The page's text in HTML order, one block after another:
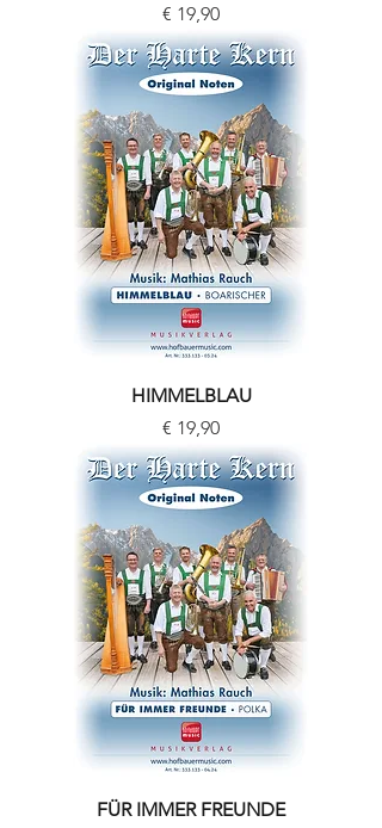
Preis
€ 19,90
HIMMELBLAU
Preis
€ 19,90
FÜR IMMER FREUNDE